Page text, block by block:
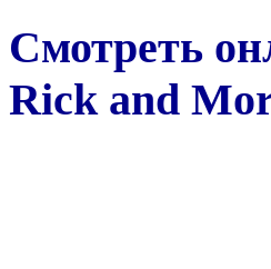
Смотреть
Rick and